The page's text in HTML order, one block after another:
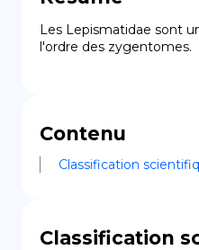
Les Lepismatidae sont
l'ordre des zygentomes.
Contenu
Classification
Classification